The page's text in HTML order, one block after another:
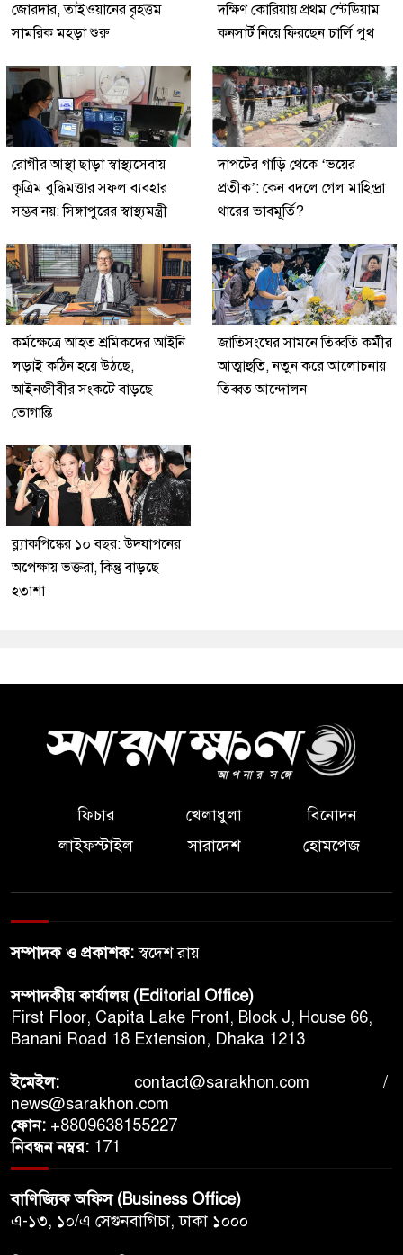
জোরদার, তাইওয়ানের বৃহত্তম
সামরিক মহড়া শুরু
দক্ষিণ কোরিয়ায় প্রথম স্টেডিয়াম
কনসার্ট নিয়ে ফিরছেন চার্লি পুথ
রোগীর আস্থা ছাড়া স্বাস্থ্যসেবায়
কৃত্রিম বুদ্ধিমত্তার সফল ব্যবহার
সম্ভব নয়: সিঙ্গাপুরের স্বাস্থ্যমন্ত্রী
দাপটের গাড়ি থেকে ‘ভয়ের
প্রতীক’: কেন বদলে গেল মাহিন্দ্রা
থারের ভাবমূর্তি?
কর্মক্ষেত্রে আহত শ্রমিকদের আইনি
লড়াই কঠিন হয়ে উঠছে,
আইনজীবীর সংকটে বাড়ছে
ভোগান্তি
জাতিসংঘের সামনে তিব্বতি কর্মীর
আত্মাহুতি, নতুন করে আলোচনায়
তিব্বত আন্দোলন
ব্ল্যাকপিঙ্কের ১০ বছর: উদযাপনের
অপেক্ষায় ভক্তরা, কিন্তু বাড়ছে
হতাশা
ফিচার খেলাধুলা
বিনোদন
লাইফস্টাইল
সারাদেশ হোমপেজ
সম্পাদক ও প্রকাশক:স্বদেশ রায়
সম্পাদকীয় কার্যালয় (Editorial Office)
First Floor, Capita Lake Front, Block J, House 66,
Banani Road 18 Extension, Dhaka 1213
ইমেইল: contact@sarakhon.com /
news@sarakhon.com
ফোন: +8809638155227
নিবন্ধন নম্বর: 171
বাণিজ্যিক অফিস (Business Office)
এ-১৩, ১০/এ সেগুনবাগিচা, ঢাকা ১০০০